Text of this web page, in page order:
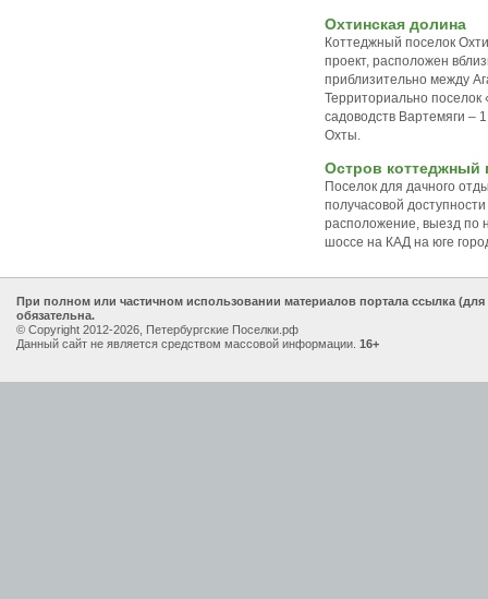
Охтинская долина
Коттеджный поселок
проект, расположен
приблизительно между
Территориально
садоводств Вартемяги –
Охты.
Остров коттеджный
Поселок для дачного
получасовой
расположение, выезд по
шоссе на КАД на юге
При полном или частичном использовании материалов портала ссылка
обязательна.
© Copyright 2012-2026, Петербургские Поселки.рф
Данный сайт не является средством массовой информации. 16+